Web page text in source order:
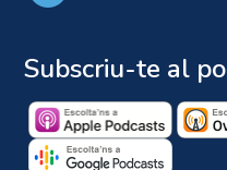
Subscriu-te al